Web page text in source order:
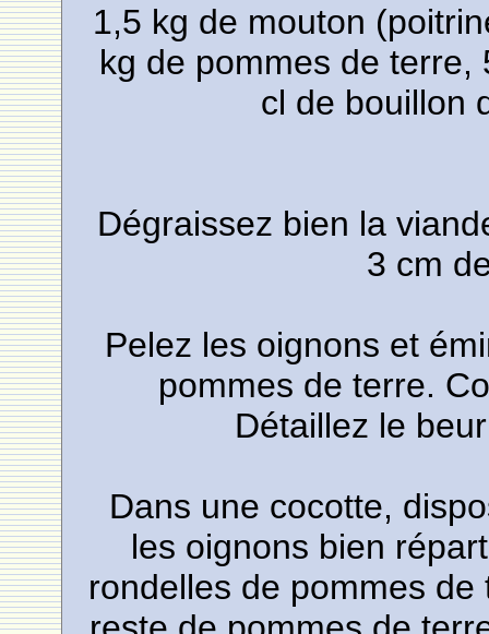
1,5 kg de mouton
kg de pommes de
cl de bouillon
Dégraissez bien la
3 cm
Pelez les oignons et
pommes de terre.
Détaillez le
Dans une cocotte,
les oignons bien
rondelles de pommes